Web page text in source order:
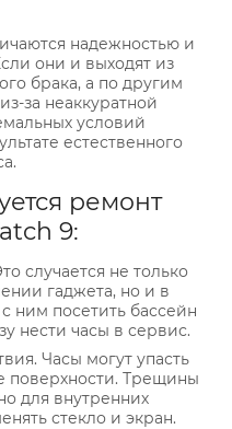
надежностью и
они и выходят из
брака, а по другим
за неаккуратной
условий
естественного
ремонт
9:
случается не только
гаджета, но и в
ним посетить бассейн
нести часы в сервис.
Часы могут упасть
поверхности. Трещины
для внутренних
стекло и экран.